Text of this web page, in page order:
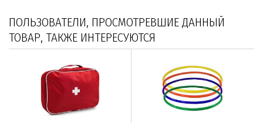
ПОЛЬЗОВАТЕЛИ, ПРОСМОТРЕВШИЕ ДАННЫЙ
ТОВАР, ТАКЖЕ ИНТЕРЕСУЮТСЯ